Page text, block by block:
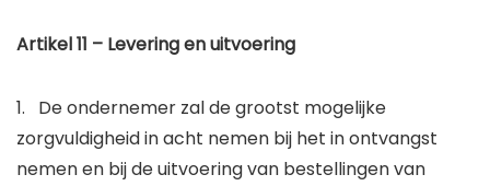
Artikel 11 – Levering en uitvoering
1. De ondernemer zal de grootst mogelijke
zorgvuldigheid in acht nemen bij het in ontvangst
nemen en bij de uitvoering van bestellingen van